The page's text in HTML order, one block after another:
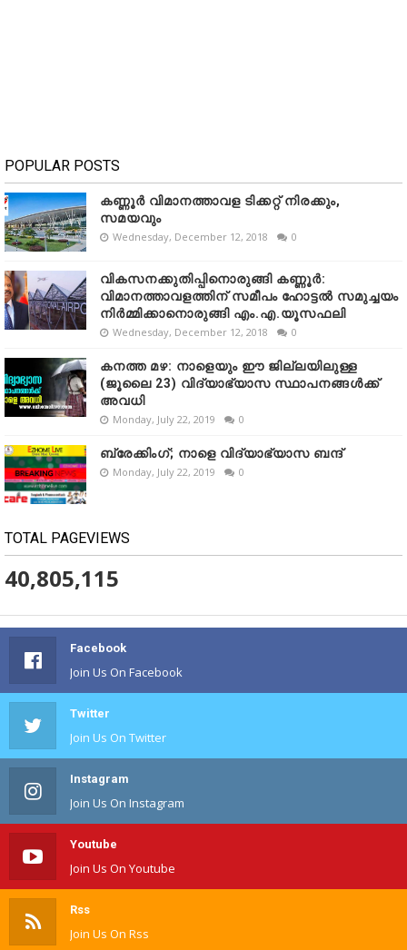
POPULAR POSTS
കണ്ണൂർ വിമാനത്താവള ടിക്കറ്റ് നിരക്കും,
സമയവും
Wednesday, December 12, 2018 0
വികസനക്കുതിപ്പിനൊരുങ്ങി കണ്ണൂർ:
വിമാനത്താവളത്തിന് സമീപം ഹോട്ടൽ സമുച്ചയം
നിർമ്മിക്കാനൊരുങ്ങി എം.എ.യൂസഫലി
Wednesday, December 12, 2018 0
കനത്ത മഴ: നാളെയും ഈ ജില്ലയിലുള്ള
(ജൂലൈ 23) വിദ്യാഭ്യാസ സ്ഥാപനങ്ങൾക്ക്
അവധി
Monday, July 22, 2019 0
ബ്രേക്കിംഗ്; നാളെ വിദ്യാഭ്യാസ ബന്ദ്
Monday, July 22, 2019 0
TOTAL PAGEVIEWS
40,805,115
Facebook
Join Us On Facebook
Twitter
Join Us On Twitter
Instagram
Join Us On Instagram
Youtube
Join Us On Youtube
Rss
Join Us On Rss